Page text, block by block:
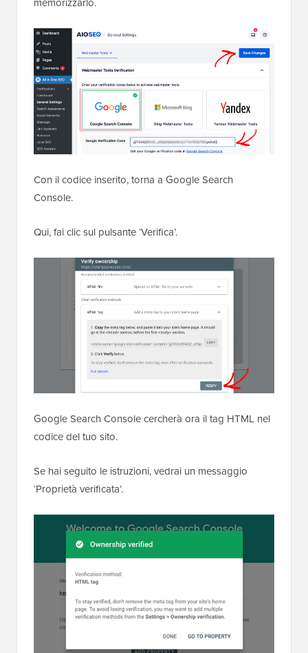
Con il codice inserito, torna a Google Search
Console.
Qui, fai clic sul pulsante ‘Verifica’.
Google Search Console cercherà ora il tag HTML nel
codice del tuo sito.
Se hai seguito le istruzioni, vedrai un messaggio
‘Proprietà verificata’.